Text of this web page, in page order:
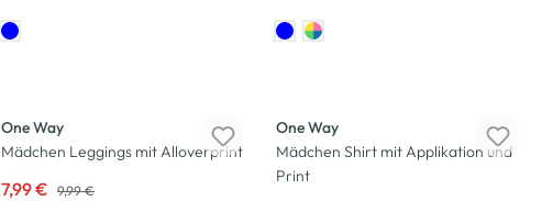
One Way
Mädchen Leggings mit Alloverprint
7,99 € 9,99 €
One Way
Mädchen Shirt mit Applikation und
Print